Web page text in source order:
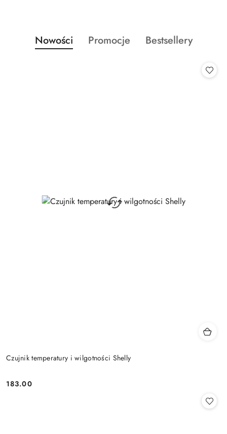
Pomiń karuzelę produktów
Produkty
o
Nowości
Produkty
Promocje
Produkty
Bestsellery
Czujnik temperatury i wilgotności Shelly
Cena:
183.00